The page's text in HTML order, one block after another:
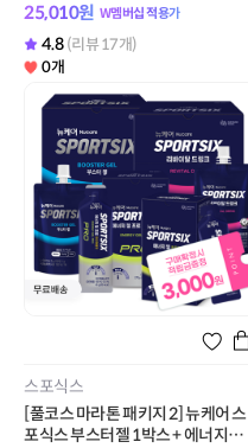
25,010원 W멤버십 적용가
4.8 (리뷰 17개)
0개
스포식스
[풀코스 마라톤 패키지 2] 뉴케어 스
포식스 부스터젤 1박스 + 에너지젤